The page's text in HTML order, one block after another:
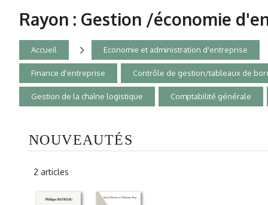
Rayon : Gestion /économie
Accueil navigate_next Economie et administration d'entreprise
Finance d'entreprise Contrôle de gestion/tableaux de
Gestion de la chaîne logistique Comptabilité générale
NOUVEAUTÉS
2 articles